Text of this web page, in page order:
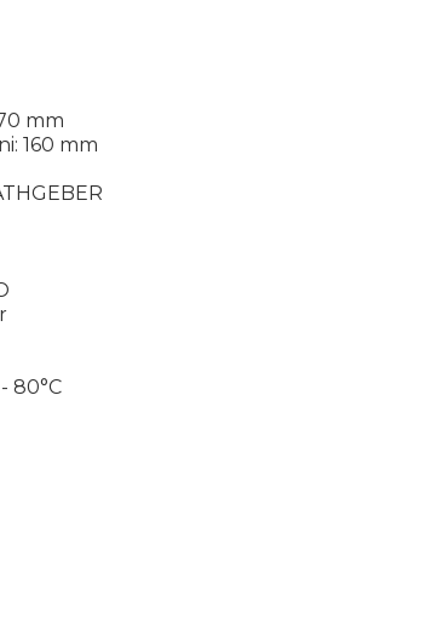
mm
160 mm
80°C